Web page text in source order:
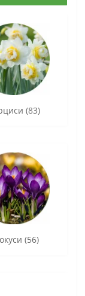
(83)
(56)